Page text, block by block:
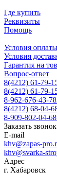
Где купить
Реквизиты
Помощь
Условия оплаты
Условия
Гарантия на
Вопрос-ответ
8(4212) 61-79-
8(4212) 61-79-
8-962-676-43-78
8(4212) 68-04-
8-909-802-04-68
Заказать звонок
E-mail
khv@zapas-
khv@svarka-
Адрес
г. Хабаровск